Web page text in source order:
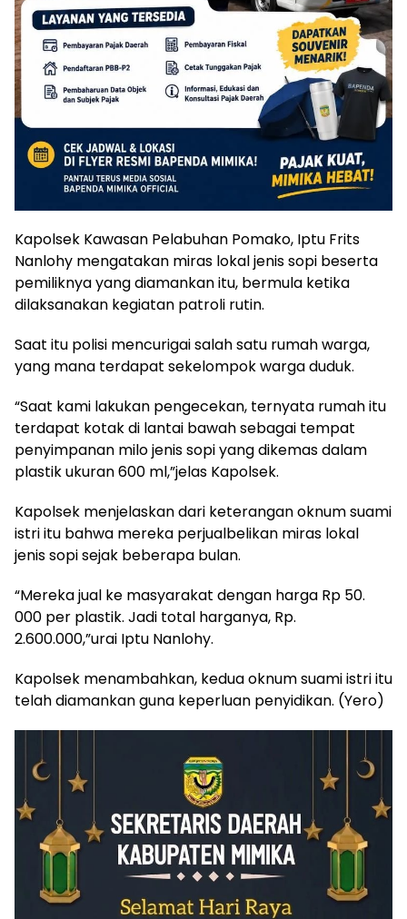
Kapolsek Kawasan Pelabuhan Pomako, Iptu Frits
Nanlohy mengatakan miras lokal jenis sopi beserta
pemiliknya yang diamankan itu, bermula ketika
dilaksanakan kegiatan patroli rutin.
Saat itu polisi mencurigai salah satu rumah warga,
yang mana terdapat sekelompok warga duduk.
“Saat kami lakukan pengecekan, ternyata rumah itu
terdapat kotak di lantai bawah sebagai tempat
penyimpanan milo jenis sopi yang dikemas dalam
plastik ukuran 600 ml,”jelas Kapolsek.
Kapolsek menjelaskan dari keterangan oknum suami
istri itu bahwa mereka perjualbelikan miras lokal
jenis sopi sejak beberapa bulan.
“Mereka jual ke masyarakat dengan harga Rp 50.
000 per plastik. Jadi total harganya, Rp.
2.600.000,”urai Iptu Nanlohy.
Kapolsek menambahkan, kedua oknum suami istri itu
telah diamankan guna keperluan penyidikan. (Yero)